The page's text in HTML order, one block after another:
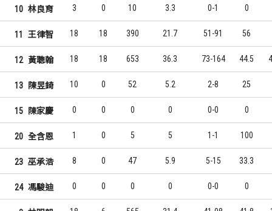
10 林良育 3 0 10 3.3 0-1 0
11 王律智 18 18 390 21.7 51-91 56
12 黃聰翰 18 18 653 36.3 73-164 44.5
13 陳昱錡 10 0 52 5.2 2-8 25
15 陳家慶 0 0 0 0 0-0 0
20 全含恩 1 0 5 5 1-1 100
23 巫承浩 8 0 47 5.9 5-15 33.3
24 馮駿迪 0 0 0 0 0-0 0